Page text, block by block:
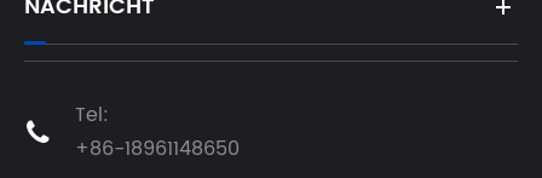

Tel:
+86-18961148650